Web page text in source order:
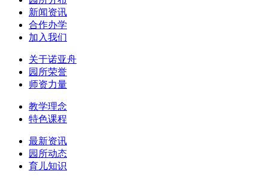
新闻资讯
合作办学
加入我们
关于诺亚舟
园所荣誉
师资力量
教学理念
特色课程
最新资讯
园所动态
育儿知识